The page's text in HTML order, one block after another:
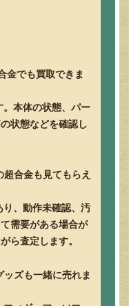
金でも買取できま
本体の状態、パー
状態などを確認し
合金も見てもらえ
、動作未確認、汚
需要がある場合が
ら査定します。
ズも一緒に売れま